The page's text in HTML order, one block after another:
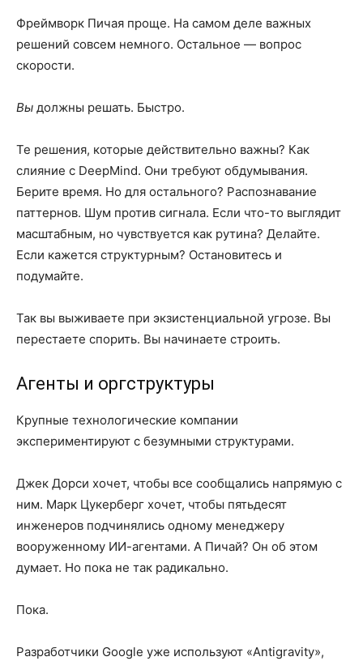
Фреймворк Пичая проще. На самом деле важных
решений совсем немного. Остальное — вопрос
скорости.
Вы должны решать. Быстро.
Те решения, которые действительно важны? Как
слияние с DeepMind. Они требуют обдумывания.
Берите время. Но для остального? Распознавание
паттернов. Шум против сигнала. Если что-то выглядит
масштабным, но чувствуется как рутина? Делайте.
Если кажется структурным? Остановитесь и
подумайте.
Так вы выживаете при экзистенциальной угрозе. Вы
перестаете спорить. Вы начинаете строить.
Агенты и оргструктуры
Крупные технологические компании
экспериментируют с безумными структурами.
Джек Дорси хочет, чтобы все сообщались напрямую с
ним. Марк Цукерберг хочет, чтобы пятьдесят
инженеров подчинялись одному менеджеру
вооруженному ИИ-агентами. А Пичай? Он об этом
думает. Но пока не так радикально.
Пока.
Разработчики Google уже используют «Antigravity»,